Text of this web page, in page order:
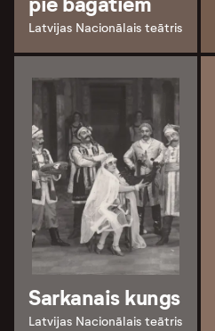
Latvijas Nacionālais teātris
Sarkanais kungs
Latvijas Nacionālais teātris